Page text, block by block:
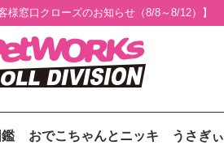
様窓口クローズのお知らせ（8/8～8/12）】
おでこちゃんとニッキ うさぎぃ